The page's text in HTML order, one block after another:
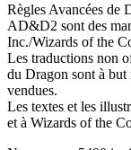
Règles Avancées
AD&D2 sont des
Inc./Wizards of the
Les traductions non
du Dragon sont à but
vendues.
Les textes et les
et à Wizards of the